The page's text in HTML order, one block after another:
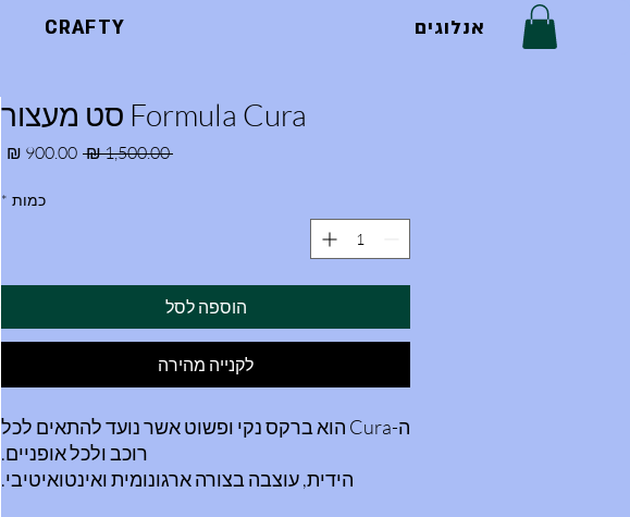
CRAFTY אנלוגים
Formula Cura סט מעצור
‏1,500.00 ‏₪ מחיר רגיל
כמות *
הוספה לסל
לקנייה מהירה
ה-Cura הוא ברקס נקי ופשוט אשר נועד להתאים לכל
רוכב ולכל אופניים.
הידית, עוצבה בצורה ארגונומית ואינטואיטיבי.